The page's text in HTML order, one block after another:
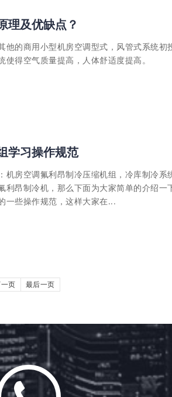
理及优缺点？
他的商用小型机房空调型式，风管式系统初
使得空气质量提高，人体舒适度提高。
学习操作规范
机房空调氟利昂制冷压缩机组，冷库制冷系
利昂制冷机，那么下面为大家简单的介绍一
一些操作规范，这样大家在...
页 最后一页